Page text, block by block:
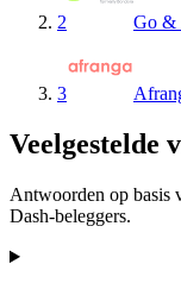
2 Go &
3
Veelgestelde
Antwoorden op basis
Dash-beleggers.